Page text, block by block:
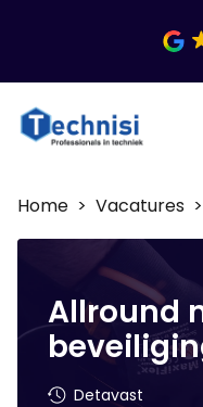
Home > Vacatures
Allround
Detavast